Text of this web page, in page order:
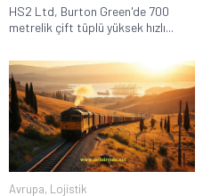
HS2 Ltd, Burton Green'de 700
metrelik çift tüplü yüksek hızlı...
Avrupa, Lojistik